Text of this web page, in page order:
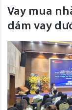
Vay mua
dám vay